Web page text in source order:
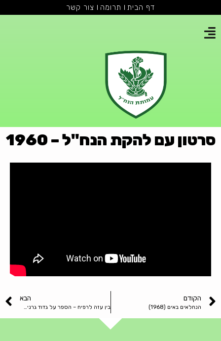
דף הבית תרומה צור קשר
סרטון עם להקת הנח"ל – 1960
הקודם
הנחלאים באים (1968)
הבא